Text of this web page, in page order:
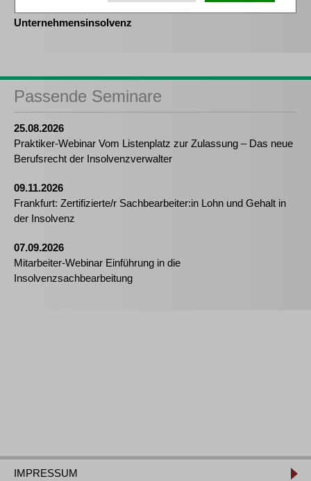
Unternehmensinsolvenz
Passende Seminare
25.08.2026
Praktiker-Webinar Vom Listenplatz zur Zulassung – Das neue
Berufsrecht der Insolvenzverwalter
09.11.2026
Frankfurt: Zertifizierte/r Sachbearbeiter:in Lohn und Gehalt in
der Insolvenz
07.09.2026
Mitarbeiter-Webinar Einführung in die
Insolvenzsachbearbeitung
IMPRESSUM